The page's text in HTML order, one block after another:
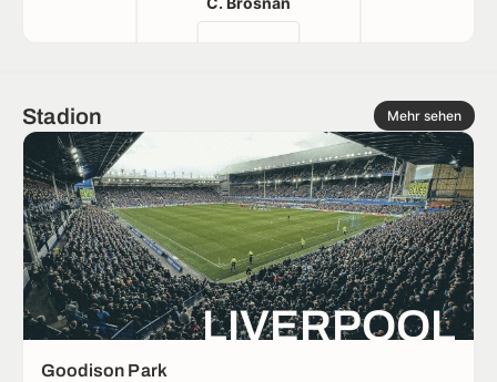
Stadion Mehr sehen
LIVERPOOL
Goodison Park